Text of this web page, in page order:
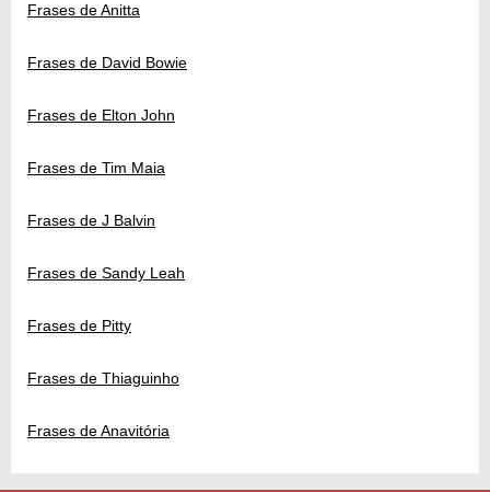
Frases de Anitta
Frases de David Bowie
Frases de Elton John
Frases de Tim Maia
Frases de J Balvin
Frases de Sandy Leah
Frases de Pitty
Frases de Thiaguinho
Frases de Anavitória